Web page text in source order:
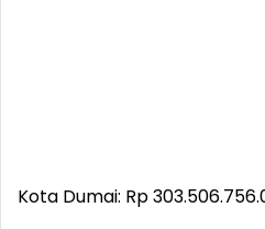
Kota Dumai: Rp